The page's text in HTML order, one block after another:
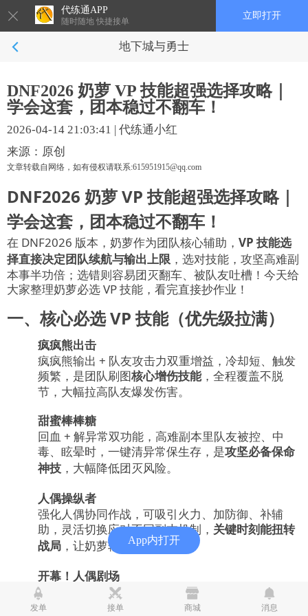
代练通APP
随时随地 快捷接单
立即打开
地下城与勇士
App内打开
DNF2026 奶萝 VP 技能超强选择攻略｜
学会这套，团本稳过不翻车！
2026-04-14 21:03:41 | 代练通小红
来源：原创
文章转载自网络，如有侵权请联系:615951915@qq.com
DNF2026 奶萝 VP 技能超强选择攻略｜
学会这套，团本稳过不翻车！
在 DNF2026 版本，奶萝作为团队核心辅助， VP 技能选
择直接决定团队续航与输出上限 ，选对技能，攻坚高难副
本事半功倍；选错则容易团灭翻车、被队友吐槽！今天给
大家整理奶萝必选 VP 技能，看完直接抄作业！
一、核心必选 VP 技能（优先级拉满）
疯疯熊出击
疯疯熊输出 + 队友攻击力双重增益，冷却短、触发
频繁，是团队刷图核心增伤技能，全程覆盖不脱
节，大幅拉高队友爆发伤害。
甜蜜棒棒糖
回血 + 解异常双功能，高难副本里队友被控、中
毒、眩晕时，一键清异常保生存，是攻坚必备保命
神技 ，大幅降低团灭风险。
人偶操纵者
强化人偶协同作战，可吸引火力、加防御、补辅
助，灵活切换应对不同副本机制， 关键时刻能扭转
战局 ，让奶萝辅助能力拉满。
开幕！人偶剧场
群体强力增益，一键加力量、智力、物理 / 魔法攻
击力，BOSS 战开启
瞬间拔高全队输出
，爆发期必
发单 接单 商城 消息